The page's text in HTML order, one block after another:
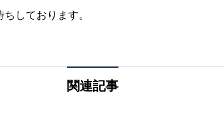
しております。
関連記事